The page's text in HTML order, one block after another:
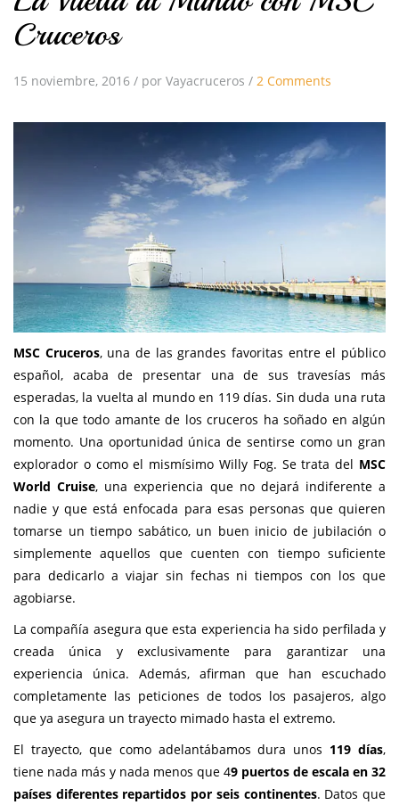
Cruceros
15 noviembre, 2016 / por Vayacruceros / 2 Comments
MSC Cruceros, una de las grandes favoritas entre el público
español, acaba de presentar una de sus travesías más
esperadas, la vuelta al mundo en 119 días. Sin duda una ruta
con la que todo amante de los cruceros ha soñado en algún
momento. Una oportunidad única de sentirse como un gran
explorador o como el mismísimo Willy Fog. Se trata del MSC
World Cruise, una experiencia que no dejará indiferente a
nadie y que está enfocada para esas personas que quieren
tomarse un tiempo sabático, un buen inicio de jubilación o
simplemente aquellos que cuenten con tiempo suficiente
para dedicarlo a viajar sin fechas ni tiempos con los que
agobiarse.
La compañía asegura que esta experiencia ha sido perfilada y
creada única y exclusivamente para garantizar una
experiencia única. Además, afirman que han escuchado
completamente las peticiones de todos los pasajeros, algo
que ya asegura un trayecto mimado hasta el extremo.
El trayecto, que como adelantábamos dura unos 119 días,
tiene nada más y nada menos que 49 puertos de escala en 32
países diferentes repartidos por seis continentes. Datos que